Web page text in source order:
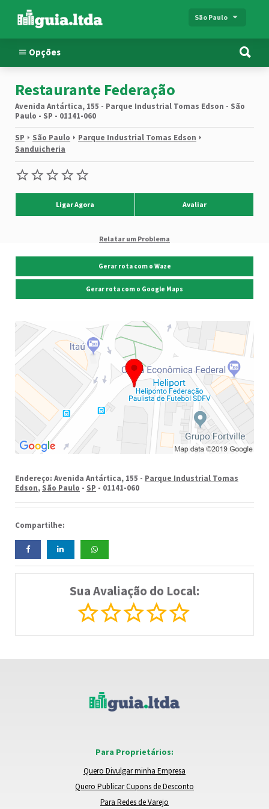
São Paulo
Opções
Restaurante Federação
Avenida Antártica, 155 - Parque Industrial Tomas Edson - São
Paulo - SP - 01141-060
SP São Paulo
Parque Industrial Tomas Edson
Sanduicheria
Ligar Agora Avaliar
Relatar um Problema
Endereço: Avenida Antártica, 155 - Parque Industrial Tomas
Edson, São Paulo - SP - 01141-060
Compartilhe:
Sua Avaliação do Local:
Gerar rota com o Waze
Gerar rota com o Google Maps
Para Proprietários:
Quero Divulgar minha Empresa
Quero Publicar Cupons de Desconto
Para Redes de Varejo